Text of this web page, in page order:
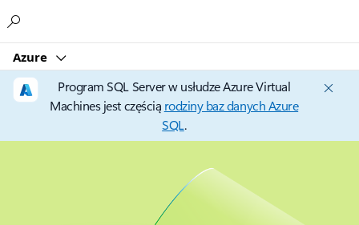
Azure
Program SQL Server w usłudze Azure Virtual
Machines jest częścią rodziny baz danych Azure
SQL.